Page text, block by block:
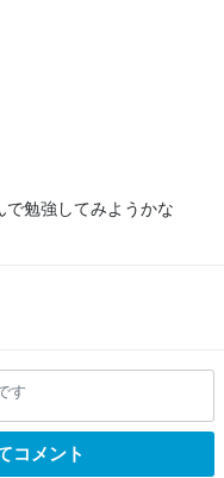
で勉強してみようかな
す
コメント